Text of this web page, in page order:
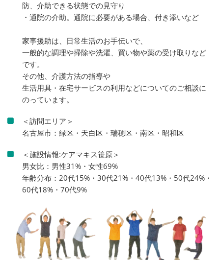
防、介助できる状態での見守り
・通院の介助。通院に必要がある場合、付き添いなど
家事援助は、日常生活のお手伝いで、
一般的な調理や掃除や洗濯、買い物や薬の受け取りなど
です。
その他、介護方法の指導や
生活用具・在宅サービスの利用などについてのご相談に
のっています。
＜訪問エリア＞
名古屋市：緑区・天白区・瑞穂区・南区・昭和区
＜施設情報:ケアマキス笹原＞
男女比：男性31%・女性69%
年齢分布：20代15%・30代21%・40代13%・50代24%・
60代18%・70代9%